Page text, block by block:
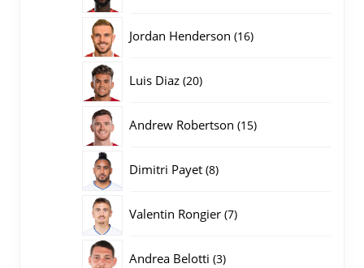
Jordan Henderson 1616
Luis Diaz 2020
Andrew Robertson 1515
Dimitri Payet 88
Valentin Rongier 77
Andrea Belotti 33